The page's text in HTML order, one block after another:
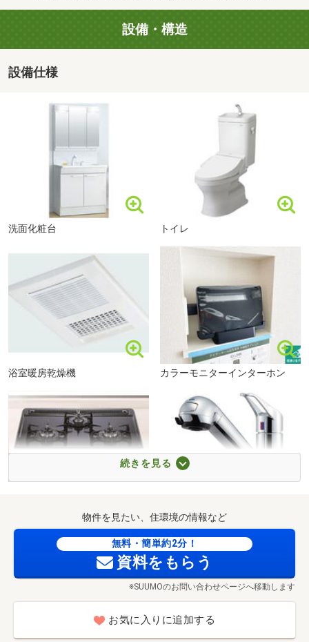
セブンイレブン宇治三室戸店まで428m 徒歩6分
東宇治中学校まで2320m 徒歩29分
宇治市立三室戸小学校まで674m 徒歩9分
■【小学校】宇治市立三室戸小学校（約674m・徒歩9分）
■【幼稚園・保育園】あさひ保育園（約541m・徒歩7分）
■【幼稚園・保育園】みんなのき三室戸こども園（約
■【病院】医療法人社団一心会都倉病院（約498m・徒歩7
■【病院】宇治武田病院（約1598m・徒歩20分）
■【病院】医療法人栄仁会宇治おうばく病院介護医療院む
つみ（約2499m・徒歩32分）
■【郵便局】宇治菟道郵便局（約1118m・徒歩14分）
■【郵便局】宇治橋郵便局（約1292m・徒歩17分）
■【郵便局】宇治壱番郵便局（約2096m・徒歩27分）
■【銀行】京都銀行三室戸支店（約630m・徒歩8分）
■【銀行】京都中央信用金庫三室戸支店（約736m・徒歩10
分）
■【銀行】ゆうちょ銀行大阪支店アル・プラザ宇治東内出
張所（約1511m・徒歩19分）
■【警察署・交番】宇治警察署（約1920m・徒歩24分）
■【公園】明星第2緑地（約331m・徒歩5分）
■【公園】明星第1緑地（約327m・徒歩5分）
③インターネットに載っていない物件情報などもご紹介可
①お電話にて物件の詳細情報をご説明し、現地にてお待ち
②ご自宅、もしくは物件の最寄りの駅までお迎えに伺い、
現地までご案内致します。(もちろん無料です)
③当社へご来店いただき、この物件の詳細情報をご説明し
た上、現地へ向かいます。
■ご予約方法
物件によって事前に鍵の手配が必要な場合がございます。
ご予約はお早めにご連絡頂けるとご案内がスムーズになり
ます。
※ご案内が水曜日の場合は、事前にご連絡下さい。
■住宅ローン相談会
住宅ローンのお悩みはございませんか？転職して間もない
けど…？年収が低いけど…？車のローンがあるけど…？持病
ど…？など、どんな内容でもご相談ください。あなたにピ
ッタリのご提案をさせて頂きます！住宅の購入のほかに
も、お金がかかるイベントがたくさんあります。出産費
用、老後の生活費、介護費用、緊急資金、お子様の就職活
動費、結婚費用など、限られた資金をどのように振り分け
設備・構造
設備仕様
洗面化粧台 トイレ
浴室暖房乾燥機 カラーモニターインターホン
浄水器付水栓
続きを見る
物件を見たい、住環境の情報など
無料・簡単約2分！
資料をもらう
※SUUMOのお問い合わせページへ移動します
お気に入りに追加する